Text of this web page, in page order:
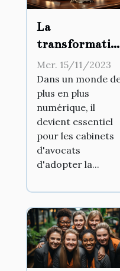
La
transformation
numérique
dans les
cabinets
d’avocats
Mer. 15/11/2023
Dans un monde
plus en plus
numérique, il
devient essentiel
pour les cabinets
d'avocats
d'adopter la...